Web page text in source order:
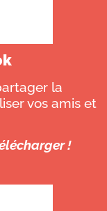
la
vos amis et
!